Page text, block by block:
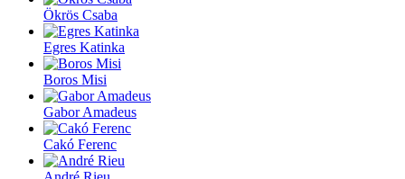
Ökrös Csaba
Egres Katinka
Boros Misi
Gabor Amadeus
Cakó Ferenc